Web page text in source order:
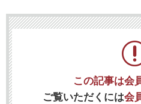
この記事は会
ご覧いただくには会